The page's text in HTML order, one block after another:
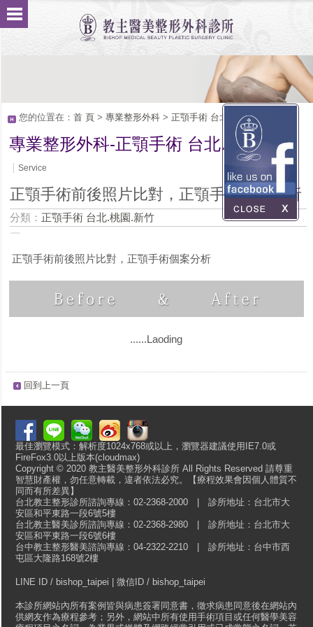
您的位置在： 首 頁> 專業整形外科> 正顎手術 台北.桃園.新竹
專業整形外科-正顎手術 台北.桃園.新竹
Service
正顎手術前後照片比對，正顎手術個案分析
分類： 正顎手術 台北.桃園.新竹
正顎手術前後照片比對，正顎手術個案分析
......Laoding
回到上一頁
最佳瀏覽模式：解析度1024x768或以上，瀏覽器建議使用IE7.0或
FireFox3.0以上版本(cloudmax)
Copyright © 2020 教主醫美整形外科診所 All Rights Reserved 請尊重
智慧財產權，勿任意轉載，違者依法必究。【療程效果會因個人體質不
同而有所差異】
台北教主整形診所諮詢專線：02-2368-2000 | 診所地址：台北市大
安區和平東路一段6號5樓
台北教主醫美診所諮詢專線：02-2368-2980 | 診所地址：台北市大
安區和平東路一段6號6樓
台中教主整形醫美諮詢專線：04-2322-2210 | 診所地址：台中市西
屯區大隆路168號2樓
LINE ID / bishop_taipei | 微信ID / bishop_taipei
本診所網站內所有案例皆與病患簽署同意書，徵求病患同意後在網站內
供網友作為療程參考；另外，網站中所有使用手術項目或任何醫學美容